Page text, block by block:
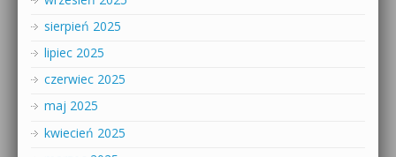
sierpień 2025
lipiec 2025
czerwiec 2025
maj 2025
kwiecień 2025